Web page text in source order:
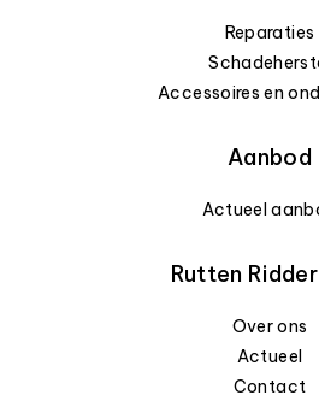
Reparaties
Accessoires en
Aanbod
Actueel
Rutten
Over ons
Actueel
Contact